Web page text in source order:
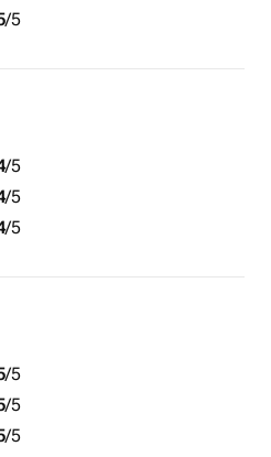
/5
/5
/5
/5
/5
/5
/5